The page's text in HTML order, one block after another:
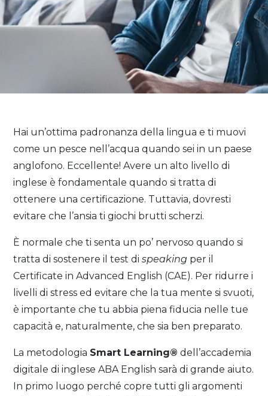
Hai un’ottima padronanza della lingua e ti muovi
come un pesce nell’acqua quando sei in un paese
anglofono. Eccellente! Avere un alto livello di
inglese è fondamentale quando si tratta di
ottenere una certificazione. Tuttavia, dovresti
evitare che l’ansia ti giochi brutti scherzi.
È normale che ti senta un po’ nervoso quando si
tratta di sostenere il test dispeaking per il
Certificate in Advanced English (CAE). Per ridurre i
livelli di stress ed evitare che la tua mente si svuoti,
è importante che tu abbia piena fiducia nelle tue
capacità e, naturalmente, che sia ben preparato.
La metodologia Smart Learning® dell’accademia
digitale di inglese ABA English sarà di grande aiuto.
In primo luogo perché copre tutti gli argomenti